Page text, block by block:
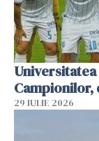
Campionilor,
29 IULIE 2026